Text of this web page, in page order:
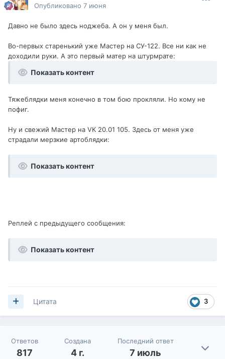
Опубликовано 7 июня
Давно не было здесь ноджеба. А он у меня был.
Во-первых старенький уже Мастер на СУ-122. Все ни как не
доходили руки. А это первый матер на штурмрате:
Показать контент
Тяжеблядки меня конечно в том бою прокляли. Но кому не
пофиг.
Ну и свежий Мастер на VK 20.01 105. Здесь от меня уже
страдали мерзкие артоблядки:
Показать контент
Реплей с предыдущего сообщения:
Показать контент
3
Цитата
Ответов
817
Создана
4 г.
Последний ответ
7 июль